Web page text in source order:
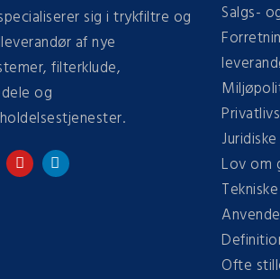
sig i trykfiltre og
af nye
filterklude,
og
Salgs-
Lov om
Ofte